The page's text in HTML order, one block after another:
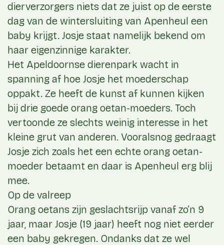
dierverzorgers niets dat ze juist op de eerste
dag van de wintersluiting van Apenheul een
baby krijgt. Josje staat namelijk bekend om
haar eigenzinnige karakter.
Het Apeldoornse dierenpark wacht in
spanning af hoe Josje het moederschap
oppakt. Ze heeft de kunst af kunnen kijken
bij drie goede orang oetan-moeders. Toch
vertoonde ze slechts weinig interesse in het
kleine grut van anderen. Vooralsnog gedraagt
Josje zich zoals het een echte orang oetan-
moeder betaamt en daar is Apenheul erg blij
mee.
Op de valreep
Orang oetans zijn geslachtsrijp vanaf zo’n 9
jaar, maar Josje (19 jaar) heeft nog niet eerder
een baby gekregen. Ondanks dat ze wel